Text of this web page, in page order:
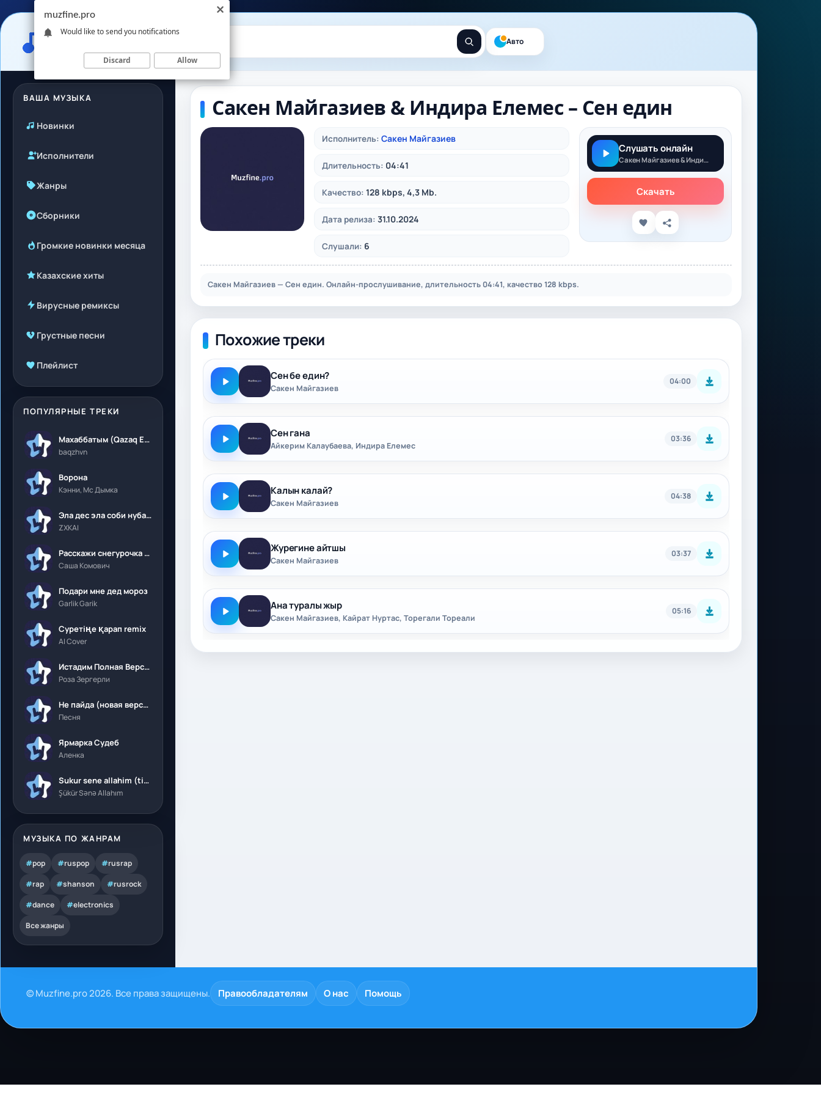
Авто
ВАША МУЗЫКА
Новинки
Исполнители
Жанры
Сборники
Громкие новинки месяца
Казахские хиты
Вирусные ремиксы
Грустные песни
Плейлист
ПОПУЛЯРНЫЕ ТРЕКИ
Махаббатым (Qazaq Edition)
baqzhvn
Ворона
Кэнни, Мс Дымка
Эла дес эла соби нубалеприсон
ZXKAI
Расскажи снегурочка где была
Саша Комович
Подари мне дед мороз
Garlik Garik
Суретіңе қарап remix
AI Cover
Истадим Полная Версия
Роза Зергерли
Не пайда (новая версия)
Песня
Ярмарка Судеб
Аленка
Sukur sene allahim (tik tok)
Şükür Sənə Allahım
МУЗЫКА ПО ЖАНРАМ
#pop #ruspop #rusrap
#rap #shanson #rusrock
#dance #electronics
Все жанры
Сакен Майгазиев & Индира Елемес – Сен един
Исполнитель: Сакен Майгазиев
Длительность: 04:41
Качество: 128 kbps, 4,3 Mb.
Дата релиза: 31.10.2024
Слушали: 6
Слушать онлайн
Сакен Майгазиев & Индира Елемес – Сен един
Скачать
Сакен Майгазиев — Сен един. Онлайн-прослушивание, длительность 04:41, качество 128 kbps.
Похожие треки
Сен бе един?
Сакен Майгазиев
04:00
Сен гана
Айкерим Калаубаева, Индира Елемес
03:36
Калын калай?
Сакен Майгазиев
04:38
Журегине айтшы
Сакен Майгазиев
03:37
Ана туралы жыр
Сакен Майгазиев, Кайрат Нуртас, Торегали Тореали
05:16
© Muzfine.pro 2026. Все права защищены. Правообладателям О нас Помощь
muzfine.pro
Would like to send you notifications
Discard Allow